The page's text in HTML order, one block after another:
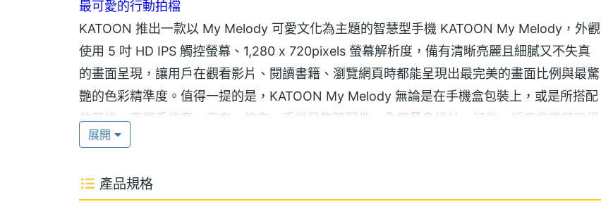
最可愛的行動拍檔
KATOON 推出一款以 My Melody 可愛文化為主題的智慧型手機 KATOON My Melody，外觀
使用 5 吋 HD IPS 觸控螢幕、1,280 x 720pixels 螢幕解析度，備有清晰亮麗且細膩又不失真
的畫面呈現，讓用戶在觀看影片、閱讀書籍、瀏覽網頁時都能呈現出最完美的畫面比例與最驚
艷的色彩精準度。值得一提的是，KATOON My Melody 無論是在手機盒包裝上，或是所搭配
的耳機、專屬手機套、座充、旅充、手機吊飾等配件，全都量身設計、訂做，採用非常精緻溫
馨的風格，從裡到外都可給您最滿足的驚喜，是您最貼心的隨身裝飾，也是您最可愛的行動拍
展開
產品規格